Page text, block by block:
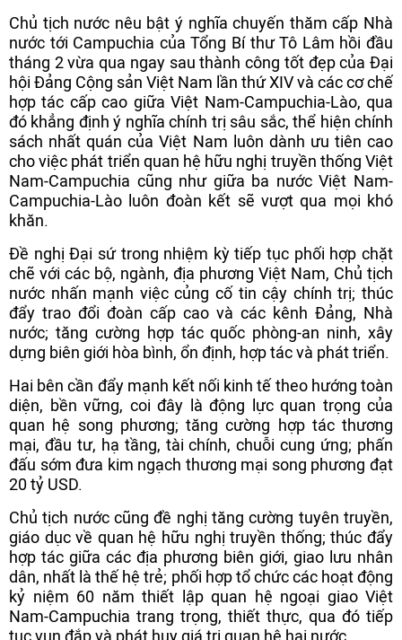
Chủ tịch nước nêu bật ý nghĩa chuyến thăm cấp Nhà
nước tới Campuchia của Tổng Bí thư Tô Lâm hồi đầu
tháng 2 vừa qua ngay sau thành công tốt đẹp của Đại
hội Đảng Cộng sản Việt Nam lần thứ XIV và các cơ chế
hợp tác cấp cao giữa Việt Nam-Campuchia-Lào, qua
đó khẳng định ý nghĩa chính trị sâu sắc, thể hiện chính
sách nhất quán của Việt Nam luôn dành ưu tiên cao
cho việc phát triển quan hệ hữu nghị truyền thống Việt
Nam-Campuchia cũng như giữa ba nước Việt Nam-
Campuchia-Lào luôn đoàn kết sẽ vượt qua mọi khó
khăn.
Đề nghị Đại sứ trong nhiệm kỳ tiếp tục phối hợp chặt
chẽ với các bộ, ngành, địa phương Việt Nam, Chủ tịch
nước nhấn mạnh việc củng cố tin cậy chính trị; thúc
đẩy trao đổi đoàn cấp cao và các kênh Đảng, Nhà
nước; tăng cường hợp tác quốc phòng-an ninh, xây
dựng biên giới hòa bình, ổn định, hợp tác và phát triển.
Hai bên cần đẩy mạnh kết nối kinh tế theo hướng toàn
diện, bền vững, coi đây là động lực quan trọng của
quan hệ song phương; tăng cường hợp tác thương
mại, đầu tư, hạ tầng, tài chính, chuỗi cung ứng; phấn
đấu sớm đưa kim ngạch thương mại song phương đạt
20 tỷ USD.
Chủ tịch nước cũng đề nghị tăng cường tuyên truyền,
giáo dục về quan hệ hữu nghị truyền thống; thúc đẩy
hợp tác giữa các địa phương biên giới, giao lưu nhân
dân, nhất là thế hệ trẻ; phối hợp tổ chức các hoạt động
kỷ niệm 60 năm thiết lập quan hệ ngoại giao Việt
Nam-Campuchia trang trọng, thiết thực, qua đó tiếp
tục vun đắp và phát huy giá trị quan hệ hai nước.